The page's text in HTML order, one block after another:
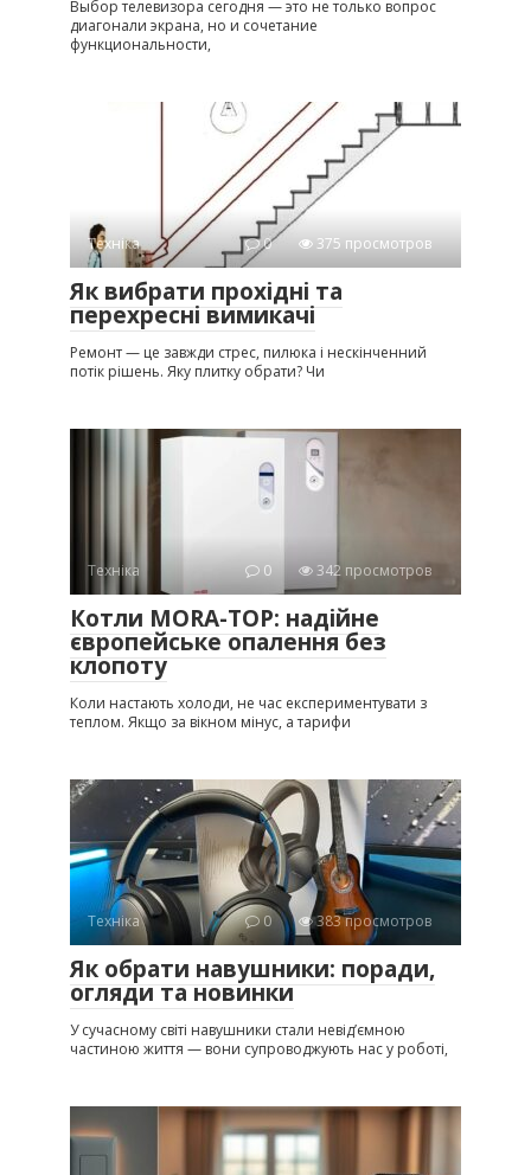
Выбор телевизора сегодня — это не только вопрос
диагонали экрана, но и сочетание
функциональности,
Техніка 0 375 просмотров
Як вибрати прохідні та
перехресні вимикачі
Ремонт — це завжди стрес, пилюка і нескінченний
потік рішень. Яку плитку обрати? Чи
Техніка 0 342 просмотров
Котли MORA-TOP: надійне
європейське опалення без
клопоту
Коли настають холоди, не час експериментувати з
теплом. Якщо за вікном мінус, а тарифи
Техніка 0 383 просмотров
Як обрати навушники: поради,
огляди та новинки
У сучасному світі навушники стали невід’ємною
частиною життя — вони супроводжують нас у роботі,